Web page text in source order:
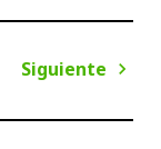
Siguiente